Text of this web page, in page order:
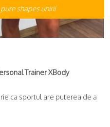
shapes unirii
Trainer XBody
ca sportul are puterea de a